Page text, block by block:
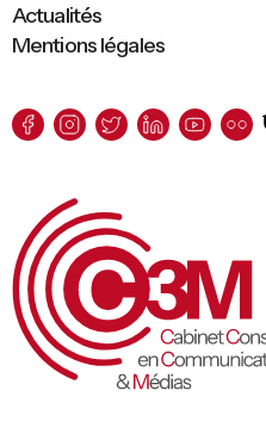
Mentions légales
Actualités